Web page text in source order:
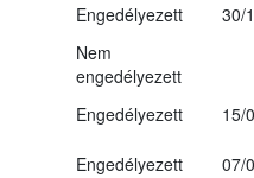
Engedélyezett
30/
Nem
engedélyezett
Engedélyezett
15/
Engedélyezett 07/